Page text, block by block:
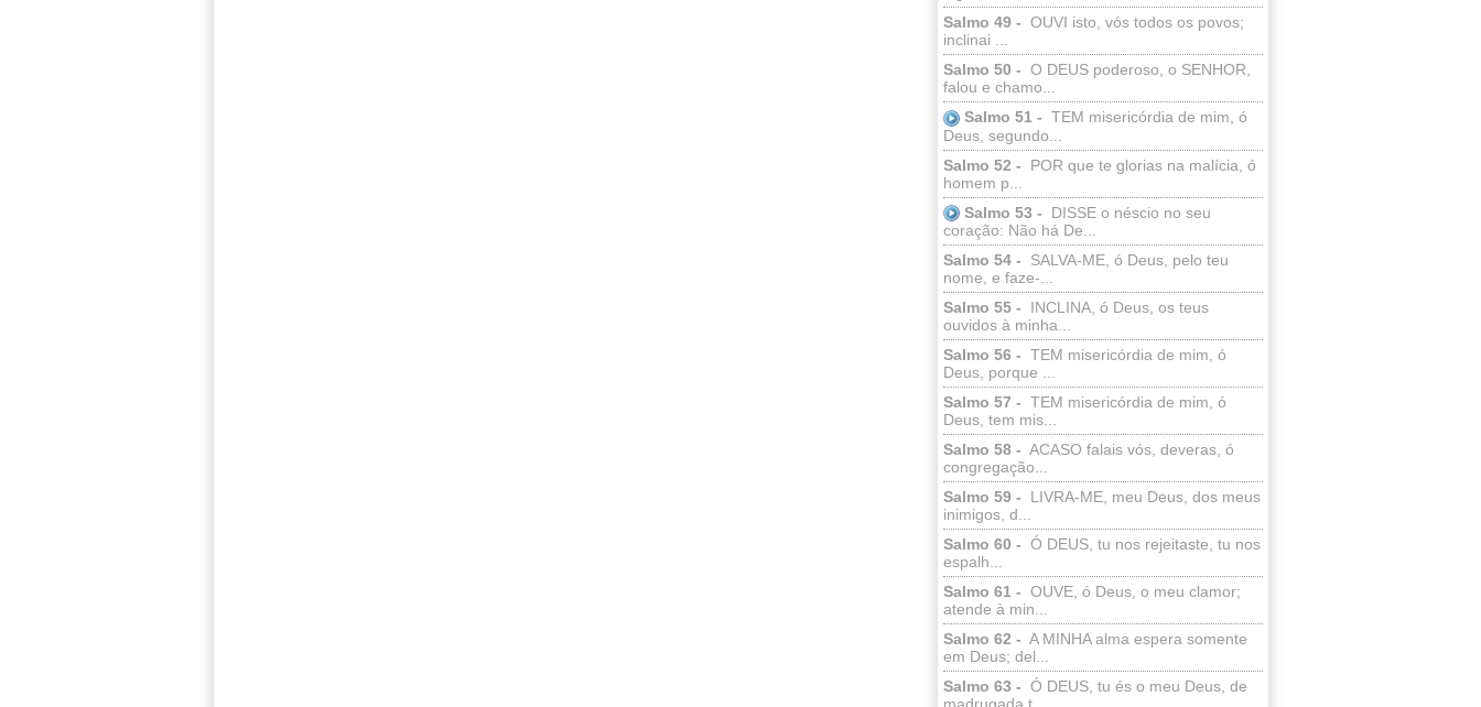
Salmo 49 - OUVI isto, vós todos os povos;
inclinai ...
Salmo 50 - O DEUS poderoso, o SENHOR,
falou e chamo...
Salmo 51 - TEM misericórdia de mim, ó
Deus, segundo...
Salmo 52 -
POR que te glorias na malícia, ó
homem p...
Salmo 53 -
DISSE o néscio no seu
coração: Não há De...
Salmo 54 -
SALVA-ME, ó Deus, pelo teu
nome, e faze-...
Salmo 55 -
INCLINA, ó Deus, os teus
ouvidos à minha...
Salmo 56 - TEM misericórdia de mim, ó
Deus, porque ...
Salmo 57 - TEM misericórdia de mim, ó
Deus, tem mis...
Salmo 58 - ACASO falais vós, deveras, ó
congregação...
Salmo 59 -
LIVRA-ME, meu Deus, dos meus
inimigos, d...
Salmo 60 - Ó DEUS, tu nos rejeitaste, tu nos
espalh...
Salmo 61 - OUVE, ó Deus, o meu clamor;
atende à min...
Salmo 62 - A MINHA alma espera somente
em Deus; del...
Salmo 63 - Ó DEUS, tu és o meu Deus, de